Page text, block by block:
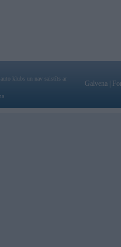
klubs un nav saistīts ar
Galvena